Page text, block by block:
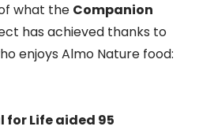
what the Companion
has achieved thanks to
enjoys Almo Nature food:
Life aided 95